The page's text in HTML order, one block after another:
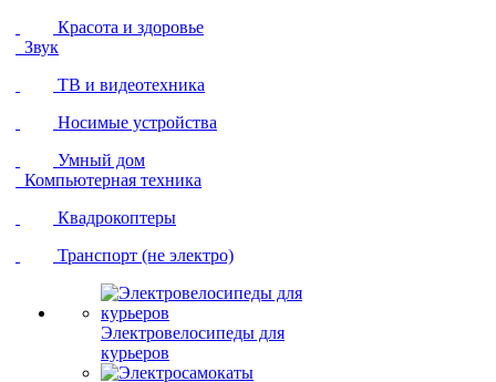
Красота и здоровье
Звук
ТВ и видеотехника
Носимые устройства
Умный дом
Компьютерная техника
Квадрокоптеры
Транспорт (не электро)
Электровелосипеды для
курьеров